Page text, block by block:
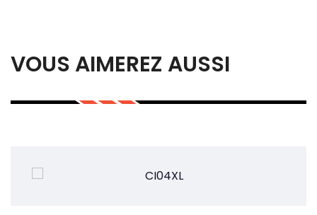
VOUS AIMEREZ AUSSI